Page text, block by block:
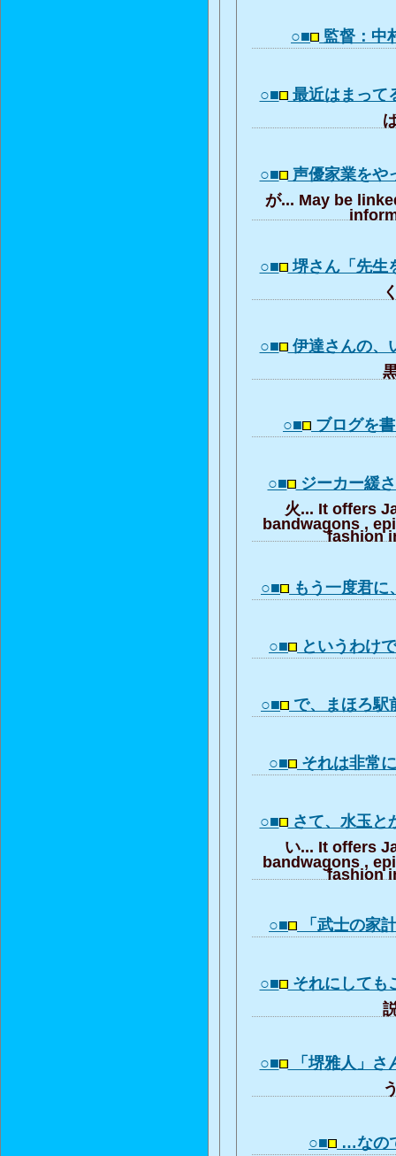
○■ 監督：中
○■ 最近はまっ
○■ 声優家業を
が... May be
○■ 堺さん「先
○■ 伊達さんの
○■ ブログを
○■ ジーカー緩
火... It offers
bandwagons ,
fashion
○■ もう一度君
○■ というわけ
○■ で、まほろ
○■ それは非常
○■ さて、水玉
い... It offers
bandwagons ,
fashion
○■ 「武士の家
○■ それにして
○■ 「堺雅人」
○■ …なの